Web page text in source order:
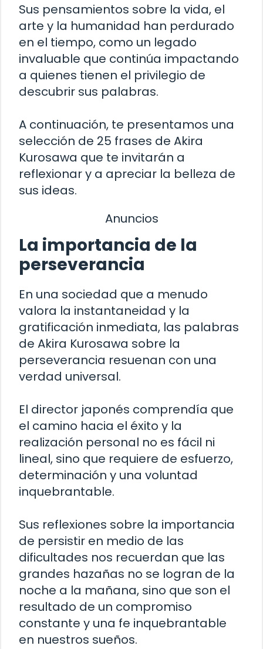
Sus pensamientos sobre la vida, el
arte y la humanidad han perdurado
en el tiempo, como un legado
invaluable que continúa impactando
a quienes tienen el privilegio de
descubrir sus palabras.
A continuación, te presentamos una
selección de 25 frases de Akira
Kurosawa que te invitarán a
reflexionar y a apreciar la belleza de
sus ideas.
Anuncios
La importancia de la
perseverancia
En una sociedad que a menudo
valora la instantaneidad y la
gratificación inmediata, las palabras
de Akira Kurosawa sobre la
perseverancia resuenan con una
verdad universal.
El director japonés comprendía que
el camino hacia el éxito y la
realización personal no es fácil ni
lineal, sino que requiere de esfuerzo,
determinación y una voluntad
inquebrantable.
Sus reflexiones sobre la importancia
de persistir en medio de las
dificultades nos recuerdan que las
grandes hazañas no se logran de la
noche a la mañana, sino que son el
resultado de un compromiso
constante y una fe inquebrantable
en nuestros sueños.